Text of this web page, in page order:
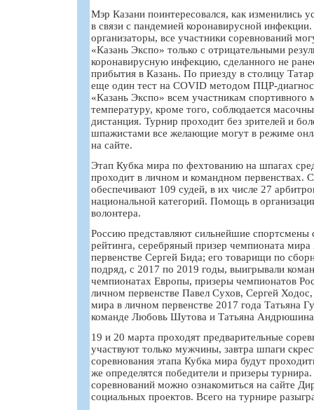
Мэр Казани поинтересовался, как изменились
в связи с пандемией коронавирусной
организаторы, все участники соревнований
«Казань Экспо» только с отрицательными
коронавирусную инфекцию, сделанного не
прибытия в Казань. По приезду в столицу
еще один тест на COVID методом ПЦР-
«Казань Экспо» всем участникам спортивного
температуру, кроме того, соблюдается
дистанция. Турнир проходит без зрителей и
шпажистами все желающие могут в режиме
на сайте.
Этап Кубка мира по фехтованию на шпагах
проходит в личном и командном первенствах.
обеспечивают 109 судей, в их числе 27
национальной категорий. Помощь в
волонтера.
Россию представляют сильнейшие спортсмены
рейтинга, серебряный призер чемпионата
первенстве Сергей Бида; его товарищи по
подряд, с 2017 по 2019 годы, выигрывали
чемпионатах Европы, призеры чемпионатов
личном первенстве Павел Сухов, Сергей
мира в личном первенстве 2017 года Татьяна
команде Любовь Шутова и Татьяна
19 и 20 марта проходят предварительные
участвуют только мужчины, завтра шпаги
соревнования этапа Кубка мира будут
же определятся победители и призеры
соревнований можно ознакомиться на сайте
социальных проектов. Всего на турнире